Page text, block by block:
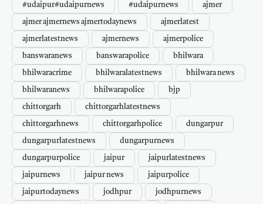
#udaipur#udaipurnews #udaipurnews ajmer
ajmer ajmernews ajmertodaynews ajmerlatest
ajmerlatestnews ajmernews ajmerpolice
banswaranews banswarapolice bhilwara
bhilwaracrime bhilwaralatestnews bhilwara news
bhilwaranews bhilwarapolice bjp
chittorgarh chittorgarhlatestnews
chittorgarhnews chittorgarhpolice dungarpur
dungarpurlatestnews dungarpurnews
dungarpurpolice jaipur jaipurlatestnews
jaipurnews jaipur news jaipurpolice
jaipurtodaynews jodhpur jodhpurnews